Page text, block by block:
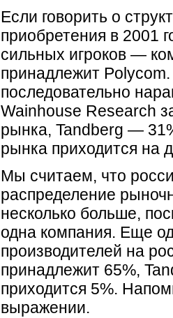
Если говорить о
приобретения в 2001
сильных игроков —
принадлежит
последовательно
Wainhouse Research
рынка, Tandberg —
рынка приходится на
Мы считаем, что
распределение
несколько больше,
одна компания. Еще
производителей на
принадлежит 65%,
приходится 5%.
выражении.